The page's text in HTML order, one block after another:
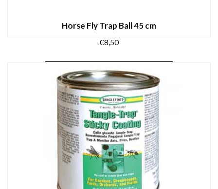
Horse Fly Trap Ball 45 cm
€8,50
TOEVOEGEN AAN WINKELWAGEN